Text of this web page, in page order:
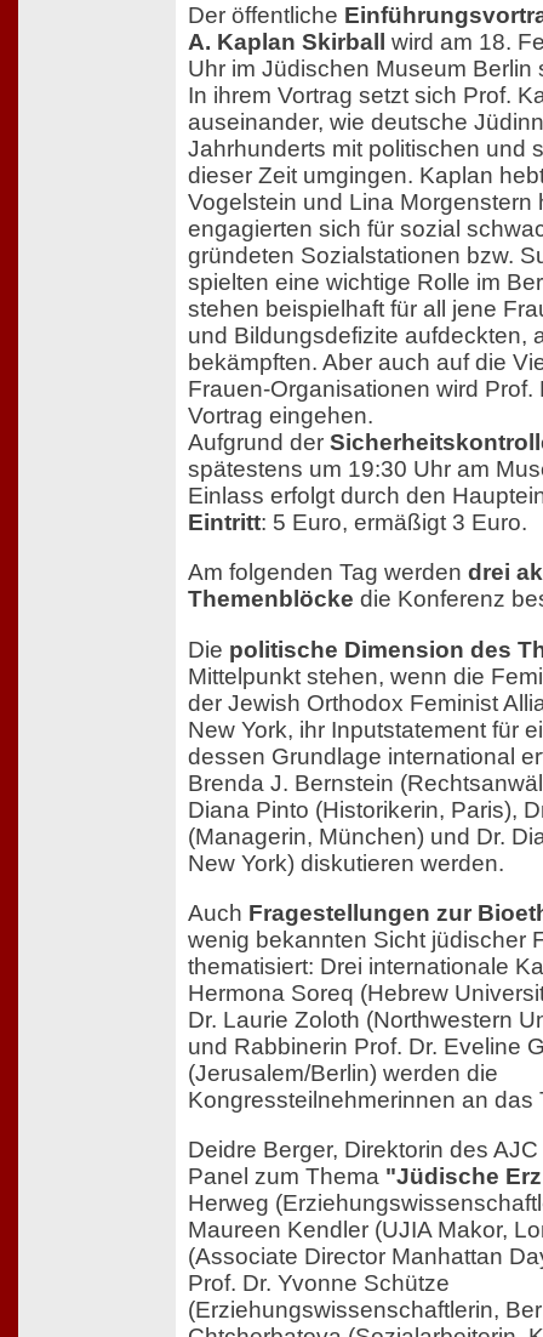
Der öffentliche
A. Kaplan Skirball
wird am 18.
Uhr im Jüdischen Museum Berlin
In ihrem Vortrag setzt sich Prof.
auseinander, wie deutsche
Jahrhunderts mit politischen und
dieser Zeit umgingen. Kaplan
Vogelstein und Lina Morgenstern
engagierten sich für sozial
gründeten Sozialstationen bzw.
spielten eine wichtige Rolle im
stehen beispielhaft für all jene
und Bildungsdefizite aufdeckten,
bekämpften. Aber auch auf die
Frauen-Organisationen wird Prof.
Vortrag eingehen.
Aufgrund der
spätestens um 19:30 Uhr am
Einlass erfolgt durch den
Eintritt: 5 Euro, ermäßigt 3 Euro.
Am folgenden Tag werden drei
Themenblöcke die Konferenz
Die politische Dimension des
Mittelpunkt stehen, wenn die
der Jewish Orthodox Feminist
New York, ihr Inputstatement für
dessen Grundlage international
Brenda J. Bernstein
Diana Pinto (Historikerin, Paris),
(Managerin, München) und Dr.
New York) diskutieren werden.
Auch Fragestellungen zur
wenig bekannten Sicht jüdischer
thematisiert: Drei internationale
Hermona Soreq (Hebrew
Dr. Laurie Zoloth (Northwestern
und Rabbinerin Prof. Dr. Eveline
(Jerusalem/Berlin) werden die
Kongressteilnehmerinnen an das
Deidre Berger, Direktorin des
Panel zum Thema "Jüdische
Herweg
Maureen Kendler (UJIA Makor,
(Associate Director Manhattan
Prof. Dr. Yvonne Schütze
(Erziehungswissenschaftlerin,